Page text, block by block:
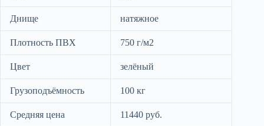
Днище натяжное
Плотность ПВХ 750 г/м2
Цвет зелёный
Грузоподъёмность 100 кг
Средняя цена
11440 руб.